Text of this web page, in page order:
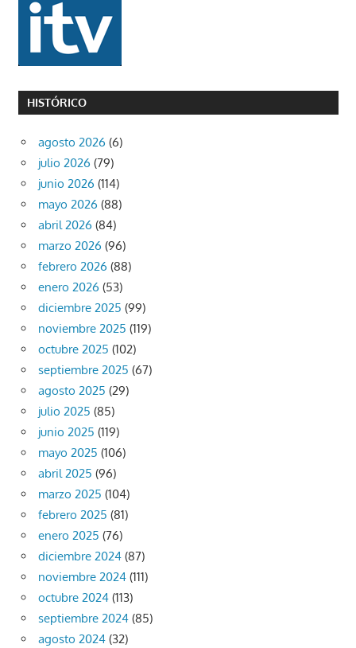
HISTÓRICO
agosto 2026 (6)
julio 2026 (79)
junio 2026 (114)
mayo 2026 (88)
abril 2026 (84)
marzo 2026 (96)
febrero 2026 (88)
enero 2026 (53)
diciembre 2025 (99)
noviembre 2025 (119)
octubre 2025 (102)
septiembre 2025 (67)
agosto 2025 (29)
julio 2025 (85)
junio 2025 (119)
mayo 2025 (106)
abril 2025 (96)
marzo 2025 (104)
febrero 2025 (81)
enero 2025 (76)
diciembre 2024 (87)
noviembre 2024 (111)
octubre 2024 (113)
septiembre 2024 (85)
agosto 2024 (32)